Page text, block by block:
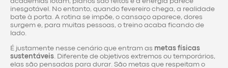
inesgotável. No entanto, quando fevereiro chega, a realidade
bate à porta. A rotina se impõe, o cansaço aparece, dores
surgem e, para muitas pessoas, o treino acaba ficando de
lado.
É justamente nesse cenário que entram as metas físicas
sustentáveis . Diferente de objetivos extremos ou temporários,
elas são pensadas para durar. São metas que respeitam o